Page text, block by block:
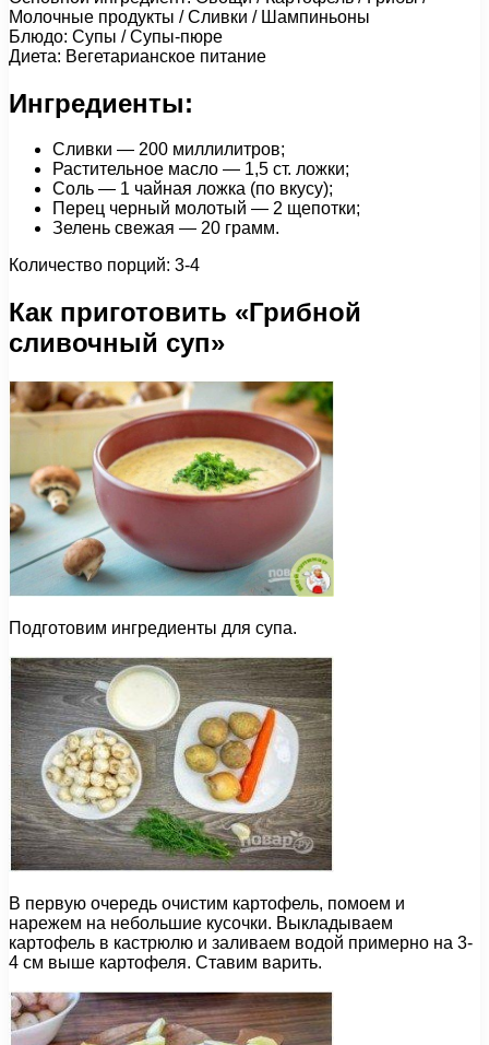
Молочные продукты / Сливки / Шампиньоны
Блюдо: Супы / Супы-пюре
Диета: Вегетарианское питание
Ингредиенты:
Сливки — 200 миллилитров;
Растительное масло — 1,5 ст. ложки;
Соль — 1 чайная ложка (по вкусу);
Перец черный молотый — 2 щепотки;
Зелень свежая — 20 грамм.
Количество порций: 3-4
Как приготовить «Грибной
сливочный суп»
Подготовим ингредиенты для супа.
В первую очередь очистим картофель, помоем и
нарежем на небольшие кусочки. Выкладываем
картофель в кастрюлю и заливаем водой примерно на 3-
4 см выше картофеля. Ставим варить.